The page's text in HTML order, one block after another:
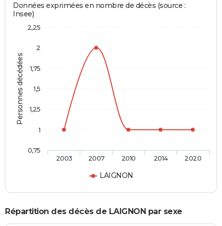
Personnes décédées
Données exprimées en nombre de décès (source :
Insee)
LAIGNON
2003 2007 2010 2014 2020
0,75
1
1,25
1,5
1,75
2
2,25
Répartition des décès de LAIGNON par sexe